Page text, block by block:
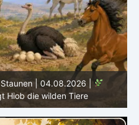
| 03.08.2026 |
aus dem Sturm